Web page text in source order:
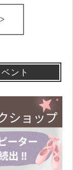
ント